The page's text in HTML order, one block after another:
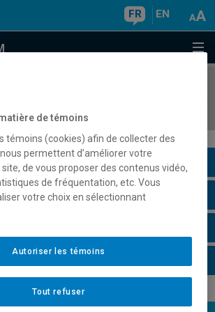
FR EN
de témoins
témoins (cookies) afin de collecter des
permettent d’améliorer votre
de vous proposer des contenus vidéo,
de fréquentation, etc. Vous
votre choix en sélectionnant
Tout refuser
Autoriser les témoins